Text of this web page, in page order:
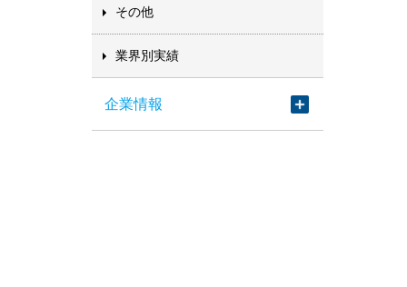
その他
業界別実績
企業情報